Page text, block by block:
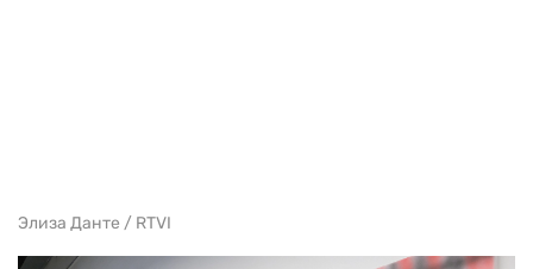
Элиза Данте / RTVI